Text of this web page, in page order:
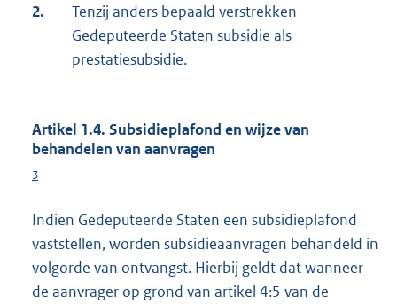
2.
Tenzij anders bepaald verstrekken
Gedeputeerde Staten subsidie als
prestatiesubsidie.
Artikel 1.4. Subsidieplafond en wijze van
behandelen van aanvragen
3
Indien Gedeputeerde Staten een subsidieplafond
vaststellen, worden subsidieaanvragen behandeld in
volgorde van ontvangst. Hierbij geldt dat wanneer
de aanvrager op grond van artikel 4:5 van de